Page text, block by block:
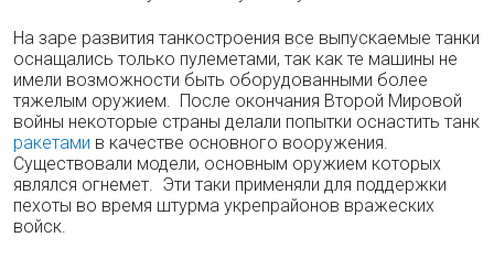
На заре развития танкостроения все выпускаемые танки
оснащались только пулеметами, так как те машины не
имели возможности быть оборудованными более
тяжелым оружием. После окончания Второй Мировой
войны некоторые страны делали попытки оснастить танк
ракетами в качестве основного вооружения.
Существовали модели, основным оружием которых
являлся огнемет. Эти таки применяли для поддержки
пехоты во время штурма укрепрайонов вражеских
войск.